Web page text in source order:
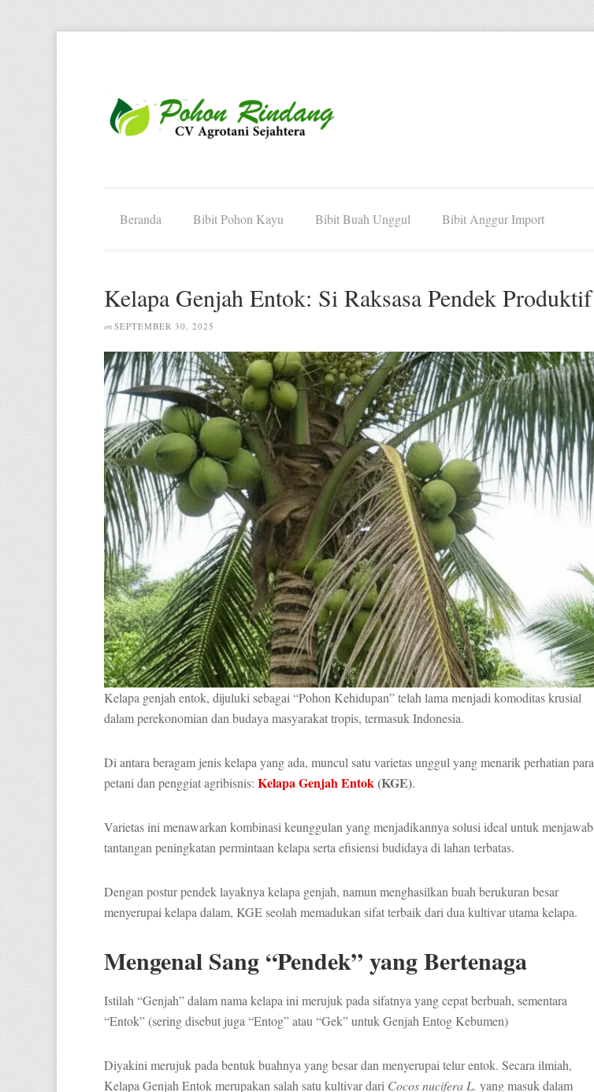
Beranda Bibit Pohon Kayu Bibit Buah Unggul Bibit Anggur Import
Kelapa Genjah Entok: Si Raksasa Pendek Produktif
on SEPTEMBER 30, 2025
Kelapa genjah entok, dijuluki sebagai “Pohon Kehidupan” telah lama menjadi komoditas krusial
dalam perekonomian dan budaya masyarakat tropis, termasuk Indonesia.
Di antara beragam jenis kelapa yang ada, muncul satu varietas unggul yang menarik perhatian para
petani dan penggiat agribisnis: Kelapa Genjah Entok(KGE).
Varietas ini menawarkan kombinasi keunggulan yang menjadikannya solusi ideal untuk menjawab
tantangan peningkatan permintaan kelapa serta efisiensi budidaya di lahan terbatas.
Dengan postur pendek layaknya kelapa genjah, namun menghasilkan buah berukuran besar
menyerupai kelapa dalam, KGE seolah memadukan sifat terbaik dari dua kultivar utama kelapa.
Mengenal Sang “Pendek” yang Bertenaga
Istilah “Genjah” dalam nama kelapa ini merujuk pada sifatnya yang cepat berbuah, sementara
“Entok” (sering disebut juga “Entog” atau “Gek” untuk Genjah Entog Kebumen)
Diyakini merujuk pada bentuk buahnya yang besar dan menyerupai telur entok. Secara ilmiah,
Kelapa Genjah Entok merupakan salah satu kultivar dari Cocos nucifera L. yang masuk dalam